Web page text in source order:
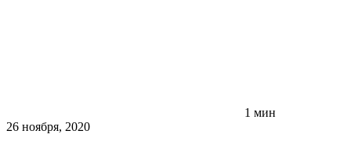
1 мин
26 ноября, 2020